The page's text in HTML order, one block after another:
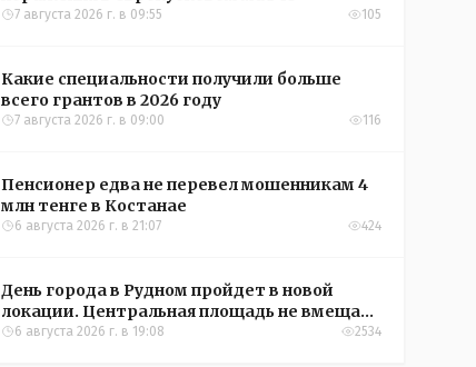
7 августа 2026 г. в 09:55 105
Какие специальности получили больше
всего грантов в 2026 году
7 августа 2026 г. в 09:00 116
Пенсионер едва не перевел мошенникам 4
млн тенге в Костанае
6 августа 2026 г. в 21:07 424
День города в Рудном пройдет в новой
локации. Центральная площадь не вмещает
всех желающих
6 августа 2026 г. в 19:08 2534